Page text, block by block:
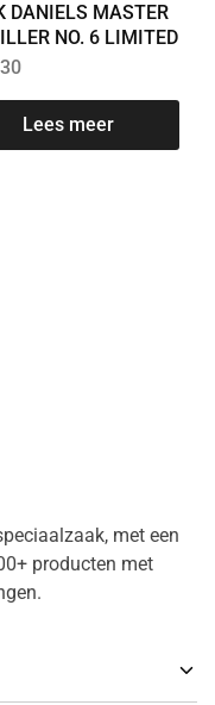
DANIELS MASTER
NO. 6 LIMITED
Lees meer
met een
producten met